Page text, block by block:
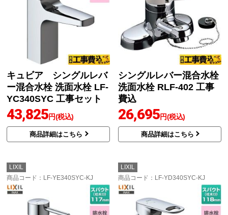
キュビア シングルレバ
ー混合水栓 洗面水栓 LF-
YC340SYC 工事セット
43,825円(税込)
商品詳細はこちら
シングルレバー混合水栓
洗面水栓 RLF-402 工事
費込
26,695円(税込)
商品詳細はこちら
LIXIL
商品コード ：LF-YE340SYC-KJ
LIXIL
商品コード ：LF-YD340SYC-KJ